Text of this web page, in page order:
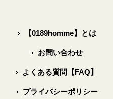
›【0189homme】とは
›お問い合わせ
› よくある質問【FAQ】
›プライバシーポリシー